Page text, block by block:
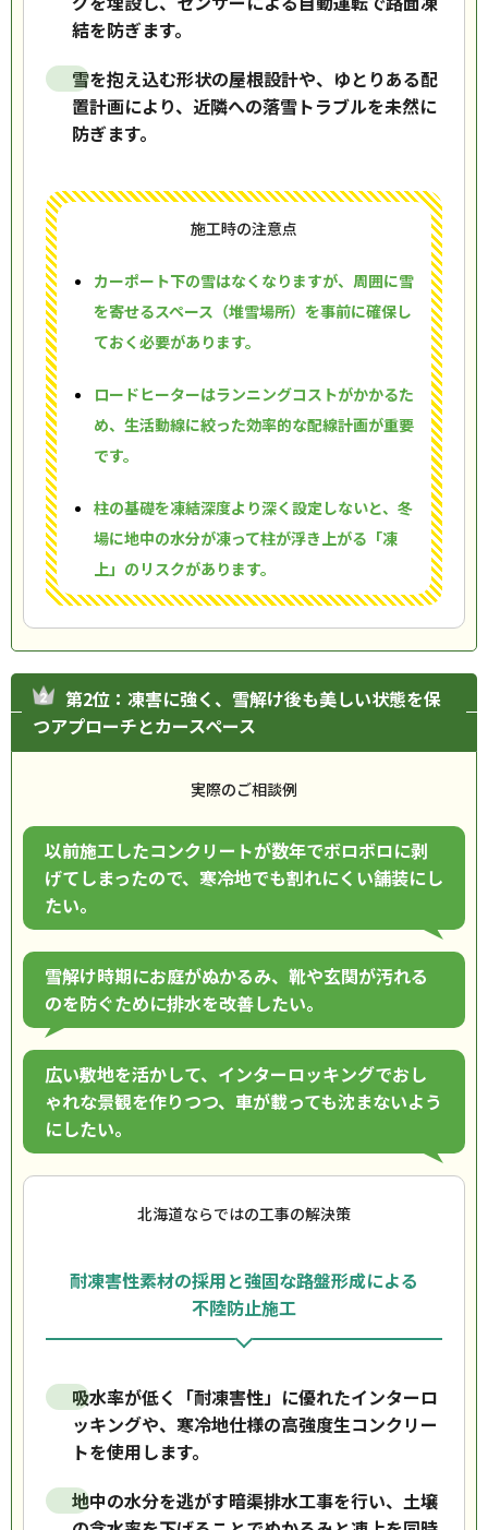
結を防ぎます。
雪を抱え込む形状の屋根設計や、ゆとりある配
置計画により、近隣への落雪トラブルを未然に
防ぎます。
施工時の注意点
カーポート下の雪はなくなりますが、周囲に雪
を寄せるスペース（堆雪場所）を事前に確保し
ておく必要があります。
ロードヒーターはランニングコストがかかるた
め、生活動線に絞った効率的な配線計画が重要
です。
柱の基礎を凍結深度より深く設定しないと、冬
場に地中の水分が凍って柱が浮き上がる「凍
上」のリスクがあります。
第2位：凍害に強く、雪解け後も美しい状態を保
つアプローチとカースペース
実際のご相談例
以前施工したコンクリートが数年でボロボロに剥
げてしまったので、寒冷地でも割れにくい舗装にし
たい。
雪解け時期にお庭がぬかるみ、靴や玄関が汚れる
のを防ぐために排水を改善したい。
広い敷地を活かして、インターロッキングでおし
ゃれな景観を作りつつ、車が載っても沈まないよう
にしたい。
北海道ならではの工事の解決策
耐凍害性素材の採用と強固な路盤形成による
不陸防止施工
吸水率が低く「耐凍害性」に優れたインターロ
ッキングや、寒冷地仕様の高強度生コンクリー
トを使用します。
地中の水分を逃がす暗渠排水工事を行い、土壌